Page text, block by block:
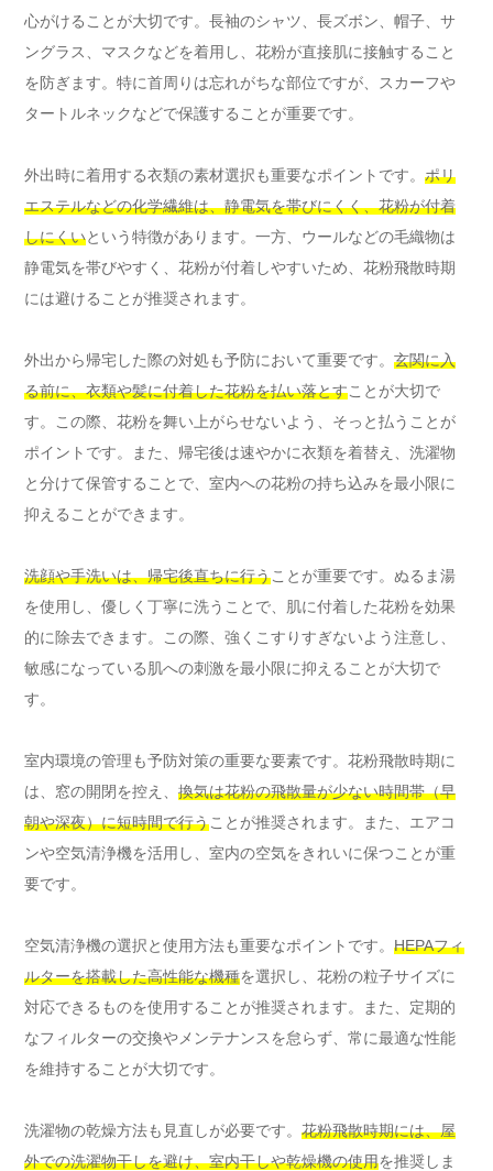
心がけることが大切です。長袖のシャツ、長ズボン、帽子、サ
ングラス、マスクなどを着用し、花粉が直接肌に接触すること
を防ぎます。特に首周りは忘れがちな部位ですが、スカーフや
タートルネックなどで保護することが重要です。
外出時に着用する衣類の素材選択も重要なポイントです。 ポリ
エステルなどの化学繊維は、静電気を帯びにくく、花粉が付着
しにくいという特徴があります。一方、ウールなどの毛織物は
静電気を帯びやすく、花粉が付着しやすいため、花粉飛散時期
には避けることが推奨されます。
外出から帰宅した際の対処も予防において重要です。 玄関に入
る前に、衣類や髪に付着した花粉を払い落とすことが大切で
す。この際、花粉を舞い上がらせないよう、そっと払うことが
ポイントです。また、帰宅後は速やかに衣類を着替え、洗濯物
と分けて保管することで、室内への花粉の持ち込みを最小限に
抑えることができます。
洗顔や手洗いは、帰宅後直ちに行うことが重要です。ぬるま湯
を使用し、優しく丁寧に洗うことで、肌に付着した花粉を効果
的に除去できます。この際、強くこすりすぎないよう注意し、
敏感になっている肌への刺激を最小限に抑えることが大切で
す。
室内環境の管理も予防対策の重要な要素です。花粉飛散時期に
は、窓の開閉を控え、 換気は花粉の飛散量が少ない時間帯（早
朝や深夜）に短時間で行うことが推奨されます。また、エアコ
ンや空気清浄機を活用し、室内の空気をきれいに保つことが重
要です。
空気清浄機の選択と使用方法も重要なポイントです。 HEPAフィ
ルターを搭載した高性能な機種を選択し、花粉の粒子サイズに
対応できるものを使用することが推奨されます。また、定期的
なフィルターの交換やメンテナンスを怠らず、常に最適な性能
を維持することが大切です。
洗濯物の乾燥方法も見直しが必要です。 花粉飛散時期には、屋
外での洗濯物干しを避け、室内干しや乾燥機の使用を推奨しま